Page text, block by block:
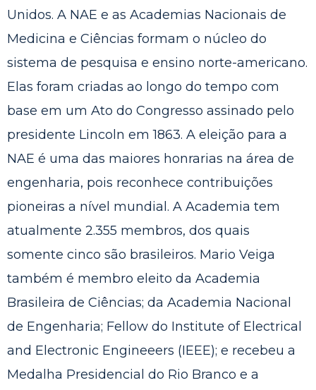
Unidos. A NAE e as Academias Nacionais de
Medicina e Ciências formam o núcleo do
sistema de pesquisa e ensino norte-americano.
Elas foram criadas ao longo do tempo com
base em um Ato do Congresso assinado pelo
presidente Lincoln em 1863. A eleição para a
NAE é uma das maiores honrarias na área de
engenharia, pois reconhece contribuições
pioneiras a nível mundial. A Academia tem
atualmente 2.355 membros, dos quais
somente cinco são brasileiros. Mario Veiga
também é membro eleito da Academia
Brasileira de Ciências; da Academia Nacional
de Engenharia; Fellow do Institute of Electrical
and Electronic Engineeers (IEEE); e recebeu a
Medalha Presidencial do Rio Branco e a